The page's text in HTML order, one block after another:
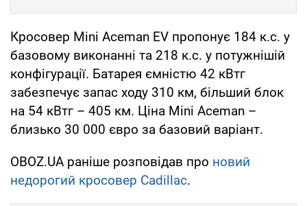
Кросовер Mini Aceman EV пропонує 184 к.с. у
базовому виконанні та 218 к.с. у потужнішій
конфігурації. Батарея ємністю 42 кВтг
забезпечує запас ходу 310 км, більший блок
на 54 кВтг – 405 км. Ціна Mini Aceman –
близько 30 000 євро за базовий варіант.
OBOZ.UA раніше розповідав про новий
недорогий кросовер Cadillac.